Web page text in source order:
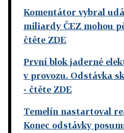
Komentátor vybral
miliardy ČEZ mohou
čtěte ZDE
První blok jaderné
v provozu. Odstávka
- čtěte ZDE
Temelín nastartoval
Konec odstávky